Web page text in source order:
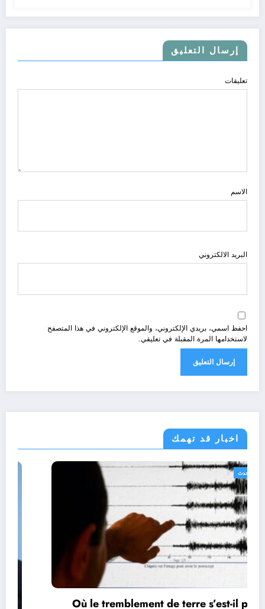
إرسال التعليق
تعليقات
الاسم
البريد الالكتروني
احفظ اسمي، بريدي الإلكتروني، والموقع الإلكتروني في هذا المتصفح
لاستخدامها المرة المقبلة في تعليقي.
اخبار قد تهمك
الجزائر الحدث
Où le tremblement de terre s’est-il produit